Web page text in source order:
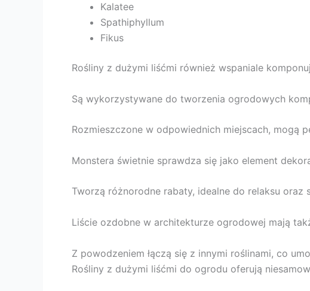
Kalatee
Spathiphyllum
Fikus
Rośliny z dużymi liśćmi również wspaniale
Są wykorzystywane do tworzenia ogrodowych
Rozmieszczone w odpowiednich miejscach, mogą
Monstera świetnie sprawdza się jako element
Tworzą różnorodne rabaty, idealne do relaksu oraz
Liście ozdobne w architekturze ogrodowej mają
Z powodzeniem łączą się z innymi roślinami, co
Rośliny z dużymi liśćmi do ogrodu oferują